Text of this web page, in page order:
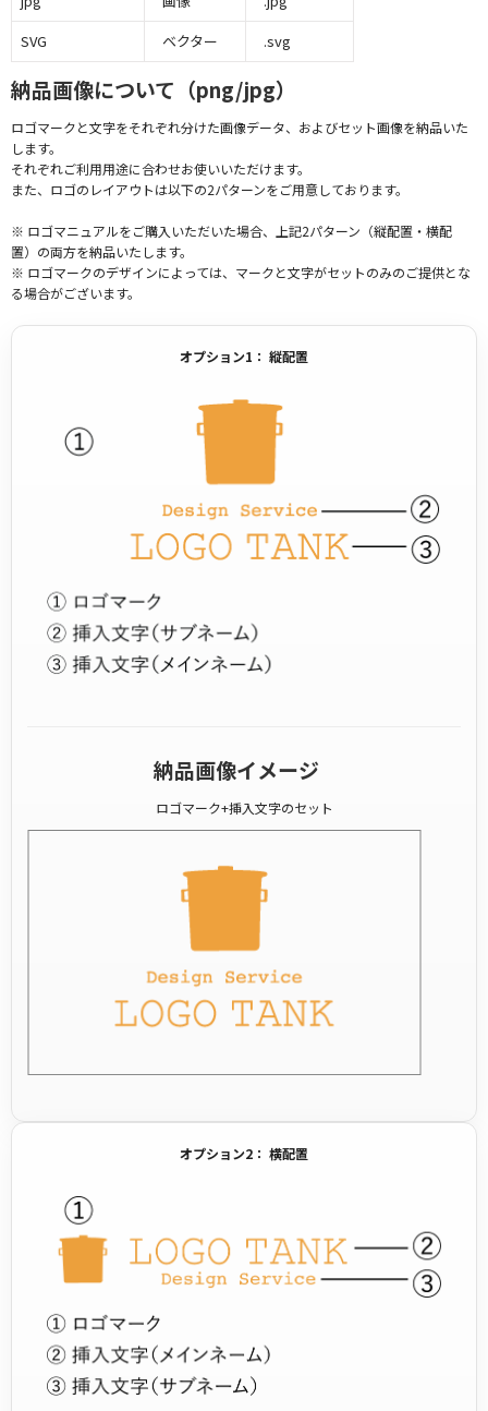
SVG
ベクター .svg
納品画像について（png/jpg）
ロゴマークと文字をそれぞれ分けた画像データ、およびセット画像を納品いた
します。
それぞれご利用用途に合わせお使いいただけます。
また、ロゴのレイアウトは以下の2パターンをご用意しております。
※ ロゴマニュアルをご購入いただいた場合、上記2パターン（縦配置・横配
置）の両方を納品いたします。
※ ロゴマークのデザインによっては、マークと文字がセットのみのご提供とな
る場合がございます。
オプション1： 縦配置
納品画像イメージ
ロゴマーク+挿入文字のセット
オプション2： 横配置